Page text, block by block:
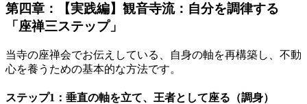
第四章：【実践編】観音寺流：自分を調律する
「座禅三ステップ」
当寺の座禅会でお伝えしている、自身の軸を再構築し、不動
心を養うための基本的な方法です。
ステップ1：垂直の軸を立て、王者として座る（調身）